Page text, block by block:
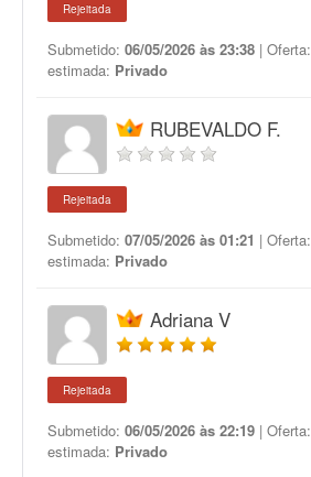
Rejeitada
Submetido: 06/05/2026 às 23:38 | Oferta:
estimada: Privado
RUBEVALDO F.
Rejeitada
Submetido: 07/05/2026 às 01:21 | Oferta:
estimada: Privado
Adriana V
Rejeitada
Submetido: 06/05/2026 às 22:19 | Oferta:
estimada: Privado